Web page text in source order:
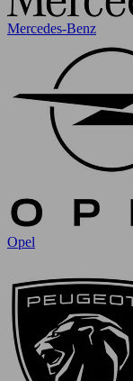
Mercedes-Benz
Opel